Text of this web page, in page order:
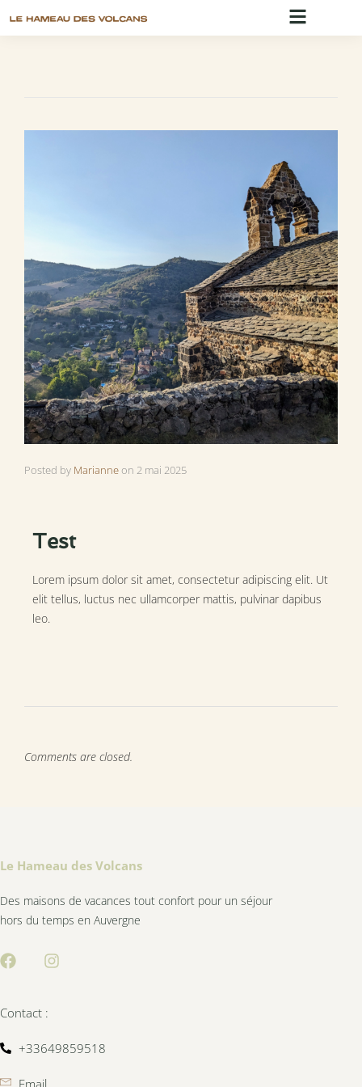
Posted by Marianneon 2 mai 2025
Test
Lorem ipsum dolor sit amet, consectetur adipiscing elit. Ut
elit tellus, luctus nec ullamcorper mattis, pulvinar dapibus
leo.
Comments are closed.
Le Hameau des Volcans
Des maisons de vacances tout confort pour un séjour
hors du temps en Auvergne
Contact :
+33649859518
Email